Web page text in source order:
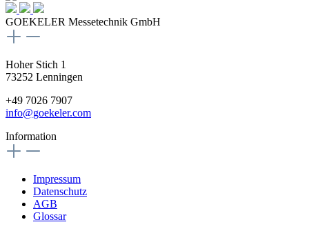
GOEKELER Messetechnik GmbH
Hoher Stich 1
73252 Lenningen
+49 7026 7907
info@goekeler.com
Information
Impressum
Datenschutz
AGB
Glossar